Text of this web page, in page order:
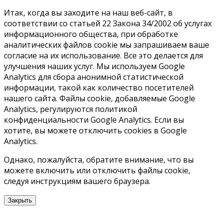
Итак, когда вы заходите на наш веб-сайт, в
соответствии со статьей 22 Закона 34/2002 об услугах
информационного общества, при обработке
аналитических файлов cookie мы запрашиваем ваше
согласие на их использование. Все это делается для
улучшения наших услуг. Мы используем Google
Analytics для сбора анонимной статистической
информации, такой как количество посетителей
нашего сайта. Файлы cookie, добавляемые Google
Analytics, регулируются политикой
конфиденциальности Google Analytics. Если вы
хотите, вы можете отключить cookies в Google
Analytics.
Однако, пожалуйста, обратите внимание, что вы
можете включить или отключить файлы cookie,
следуя инструкциям вашего браузера.
Закрыть